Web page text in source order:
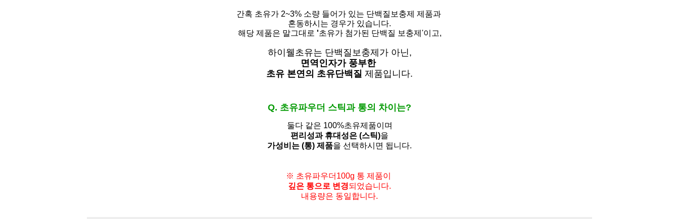
간혹 초유가 2~3% 소량 들어가 있는 단백질보충제 제품과
혼동하시는 경우가 있습니다.
해당 제품은 말그대로 '초유가 첨가된 단백질 보충제'이고,
하이웰초유는 단백질보충제가 아닌,
면역인자가 풍부한
초유 본연의 초유단백질 제품입니다.
Q. 초유파우더 스틱과 통의 차이는?
둘다 같은 100%초유제품이며
편리성과 휴대성은 (스틱)을
가성비는 (통) 제품을 선택하시면 됩니다.
※ 초유파우더100g 통 제품이
깊은 통으로 변경되었습니다.
내용량은 동일합니다.